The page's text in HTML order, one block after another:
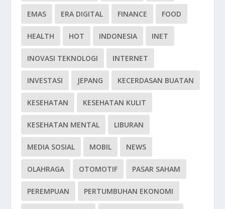
EMAS ERA DIGITAL FINANCE FOOD
HEALTH HOT INDONESIA INET
INOVASI TEKNOLOGI INTERNET
INVESTASI JEPANG KECERDASAN BUATAN
KESEHATAN KESEHATAN KULIT
KESEHATAN MENTAL LIBURAN
MEDIA SOSIAL MOBIL NEWS
OLAHRAGA OTOMOTIF PASAR SAHAM
PEREMPUAN PERTUMBUHAN EKONOMI